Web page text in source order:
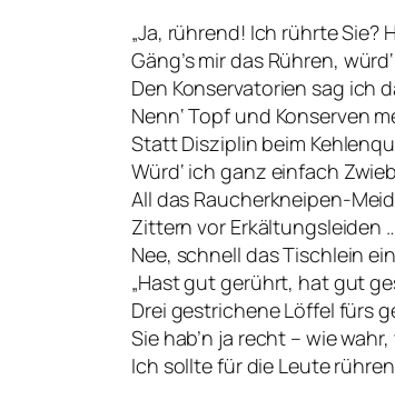
„Ja, rührend! Ich rührte Sie?
Gäng’s mir das Rühren,
Den Konservatorien sag ich
Nenn‘ Topf und Konserven
Statt Disziplin beim
Würd‘ ich ganz einfach
All das Raucherkneipen-
Zittern vor Erkältungsleiden
Nee, schnell das Tischlein
„Hast gut gerührt, hat gut
Drei gestrichene Löffel fürs
Sie hab’n ja recht – wie
Ich sollte für die Leute